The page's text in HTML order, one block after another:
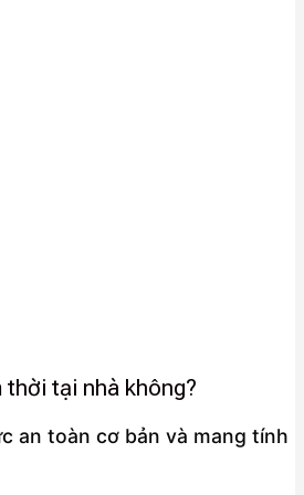
thời tại nhà không?
an toàn cơ bản và mang tính